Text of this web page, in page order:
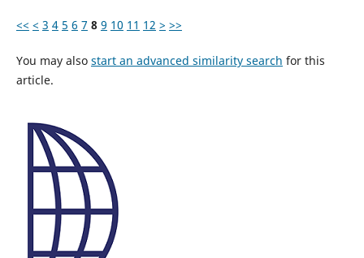
<< < 3 4 5 6 7 8 9 10 11 12 > >>
You may also start an advanced similarity search for this
article.